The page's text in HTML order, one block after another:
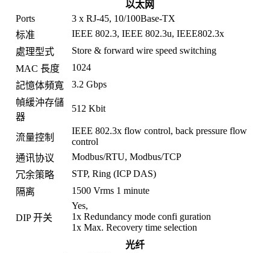
以太网
Ports
3 x RJ-45, 10/100Base-TX
标准
IEEE 802.3, IEEE 802.3u, IEEE802.3x
處理型式
Store & forward wire speed switching
MAC 長度
1024
記憶体頻寬
3.2 Gbps
幀緩沖存儲
器
512 Kbit
流量控制
IEEE 802.3x flow control, back pressure flow
control
通讯协议
Modbus/RTU, Modbus/TCP
冗余策略
STP, Ring (ICP DAS)
隔离
1500 Vrms 1 minute
DIP 开关
Yes,
1x Redundancy mode confi guration
1x Max. Recovery time selection
光纤